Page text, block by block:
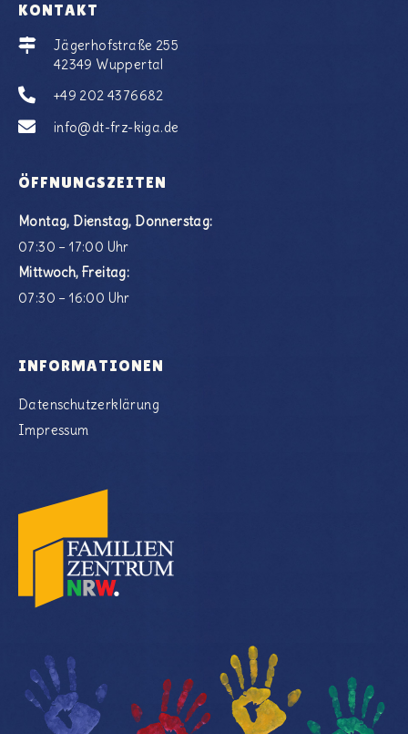
KONTAKT
Jägerhofstraße 255
42349 Wuppertal
+49 202 4376682
info@dt-frz-kiga.de
ÖFFNUNGSZEITEN
Montag, Dienstag, Donnerstag:
07:30 – 17:00 Uhr
Mittwoch, Freitag:
07:30 – 16:00 Uhr
INFORMATIONEN
Datenschutzerklärung
Impressum